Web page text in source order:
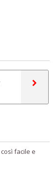
facile e